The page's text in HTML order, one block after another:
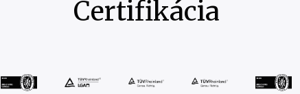
Certifikácia